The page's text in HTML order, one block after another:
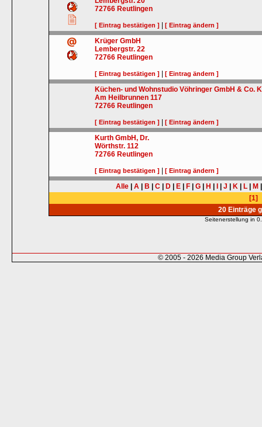
72766 Reutlingen
[ Eintrag bestätigen ] |[ Eintrag ändern ]
Krüger GmbH
Lembergstr. 22
72766 Reutlingen
[ Eintrag bestätigen ] |[ Eintrag ändern ]
Küchen- und Wohnstudio Vöhringer GmbH & Co.
Am Heilbrunnen 117
72766 Reutlingen
[ Eintrag bestätigen ] |[ Eintrag ändern ]
Kurth GmbH, Dr.
Wörthstr. 112
72766 Reutlingen
[ Eintrag bestätigen ] |[ Eintrag ändern ]
Alle A B C D E F G H J K L M
[1]
20 Einträge
Seitenerstellung in
© 2005 - 2026 Media Group